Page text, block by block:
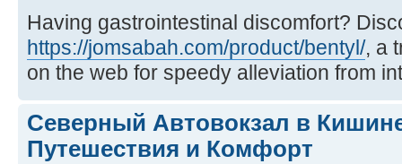
Having gastrointestinal discomfort?
https://jomsabah.com/product/bentyl/, a
on the web for speedy alleviation from
Cеверный Автовокзал в
Путешествия и Комфорт